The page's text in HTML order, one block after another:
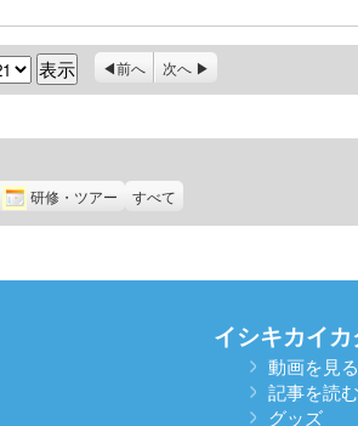
前へ 次へ
研修・ツアー すべて
イシキカイ
動画を見る
記事を読む
グッズ